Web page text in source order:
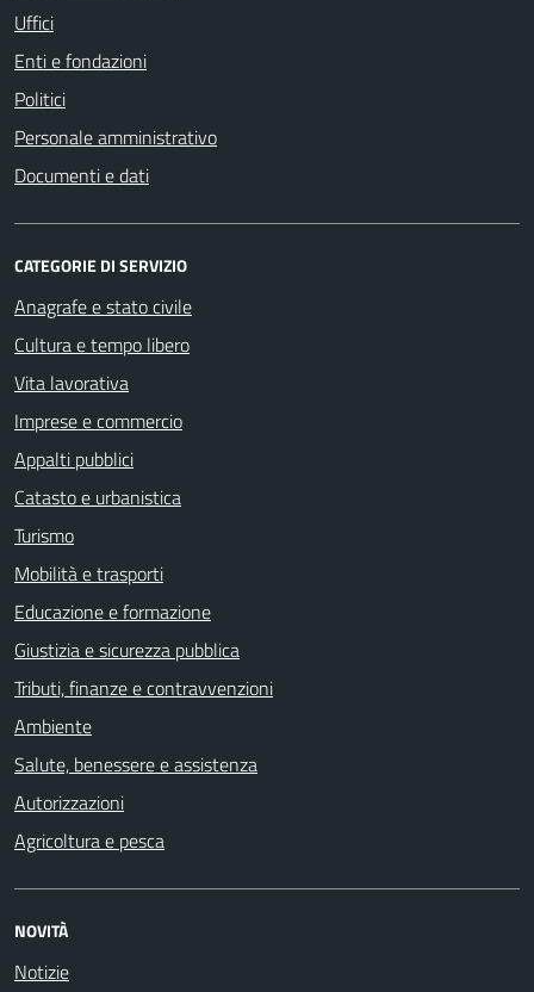
Uffici
Enti e fondazioni
Politici
Personale amministrativo
Documenti e dati
CATEGORIE DI SERVIZIO
Anagrafe e stato civile
Cultura e tempo libero
Vita lavorativa
Imprese e commercio
Appalti pubblici
Catasto e urbanistica
Turismo
Mobilità e trasporti
Educazione e formazione
Giustizia e sicurezza pubblica
Tributi, finanze e contravvenzioni
Ambiente
Salute, benessere e assistenza
Autorizzazioni
Agricoltura e pesca
NOVITÀ
Notizie